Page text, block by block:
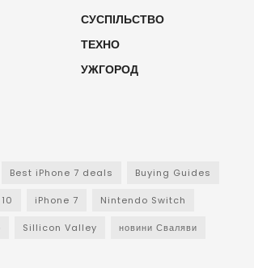
СУСПІЛЬСТВО
ТЕХНО
УЖГОРОД
Best iPhone 7 deals Buying Guides
iPhone 7 Nintendo Switch
Sillicon Valley новини Сваляви